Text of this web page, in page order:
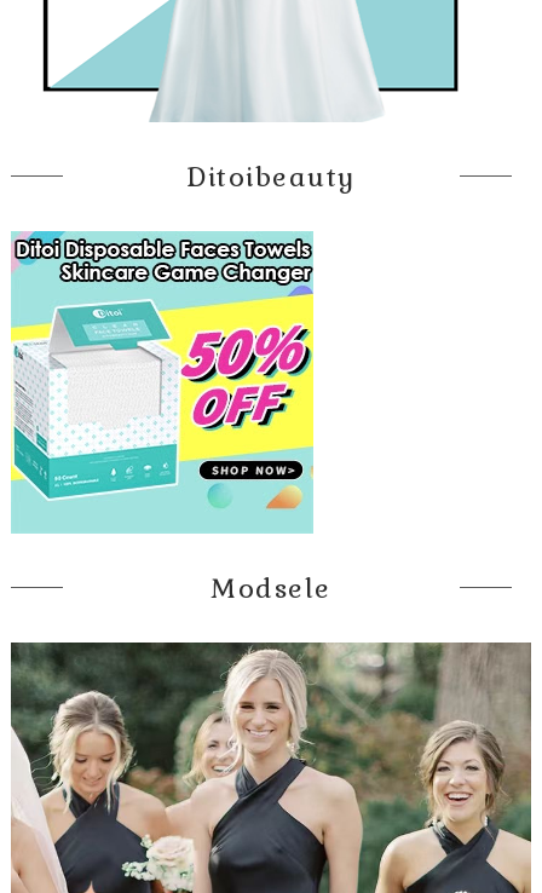
Ditoibeauty
Modsele